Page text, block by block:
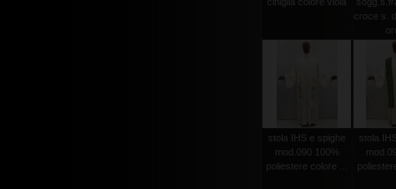
croce s.
stola IHS e spighe
mod.090 100%
poliestere colore ...
stola